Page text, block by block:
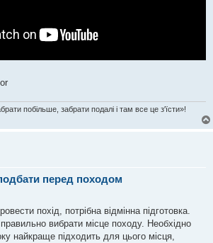
побільше, забрати подалі і там все це з'їсти»!
перед походом
похід, потрібна відмінна підготовка.
вибрати місце походу. Необхідно
найкраще підходить для цього місця,